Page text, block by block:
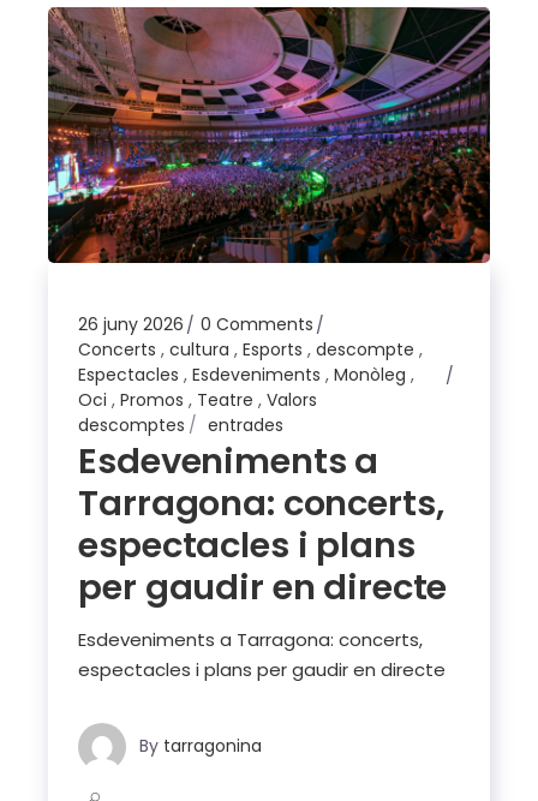
26 juny 2026
0 Comments
Concerts ,cultura ,Esports ,descompte ,
Espectacles ,Esdeveniments ,Monòleg ,
Oci ,Promos , Teatre ,Valors
descomptes
entrades
Esdeveniments a
Tarragona: concerts,
espectacles i plans
per gaudir en directe
Esdeveniments a Tarragona: concerts,
espectacles i plans per gaudir en directe
By tarragonina